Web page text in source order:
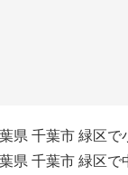
県 千葉市 緑区で
県 千葉市 緑区で